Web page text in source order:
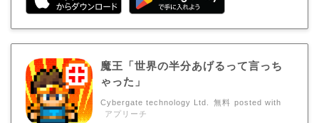
魔王「世界の半分あげるって言っち
ゃった」
Cybergate technology Ltd. 無料 posted with
アプリーチ